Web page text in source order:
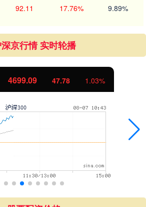
92.11 17.76% 9.89%
京行情 实时轮播
4699.09 47.78 1.03%